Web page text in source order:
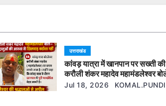
उत्तराखंड
कांवड़ यात्रा में खानपान पर सख्ती की
करौली शंकर महादेव महामंडलेश्वर
श्रद्धालुओं की आस्था से खिलवाड़
Jul 18, 2026